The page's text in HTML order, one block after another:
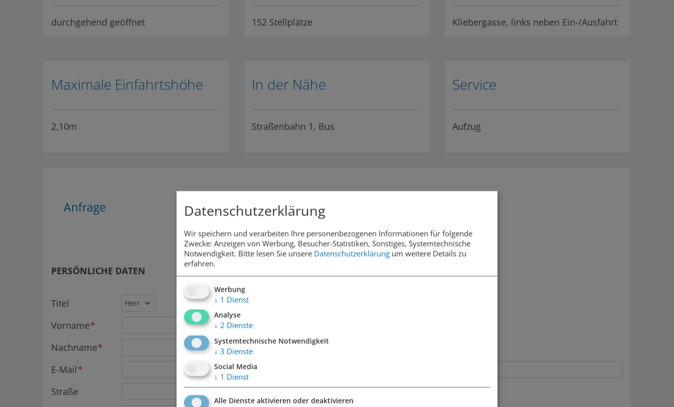
durchgehend geöffnet 152 Stellplätze Kliebergasse, links neben Ein-/Ausfahrt
Maximale Einfahrtshöhe
2,10m
In der Nähe
Straßenbahn 1, Bus
Service
Aufzug
Anfrage
PERSÖNLICHE DATEN
Titel
Vorname*
Nachname*
E-Mail*
Straße
Datenschutzerklärung
Wir speichern und verarbeiten Ihre personenbezogenen Informationen für folgende
Zwecke: Anzeigen von Werbung, Besucher-Statistiken, Sonstiges, Systemtechnische
Notwendigkeit. Bitte lesen Sie unsere Datenschutzerklärung um weitere Details zu
erfahren.
Werbung
↓ 1 Dienst
Analyse
↓ 2 Dienste
Systemtechnische Notwendigkeit
↓ 3 Dienste
Social Media
↓ 1 Dienst
Alle Dienste aktivieren oder deaktivieren